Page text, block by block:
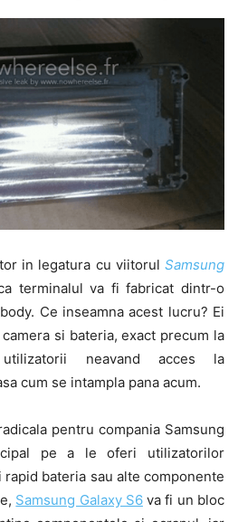
in legatura cu viitorul Samsung
terminalul va fi fabricat dintr-o
Ce inseamna acest lucru? Ei
si bateria, exact precum la
neavand acces la
cum se intampla pana acum.
pentru compania Samsung
pe a le oferi utilizatorilor
bateria sau alte componente
Samsung Galaxy S6va fi un bloc